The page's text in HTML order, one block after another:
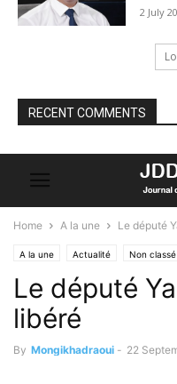
2 July
RECENT COMMENTS